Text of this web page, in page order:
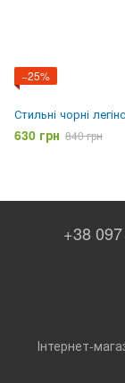
−25%
Стильні чорні
630 грн 840 грн
+38
Інтернет-